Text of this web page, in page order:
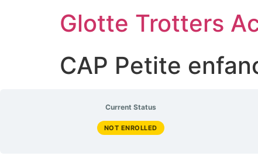
Glotte Trotters
CAP Petite
Current Status
NOT ENROLLED